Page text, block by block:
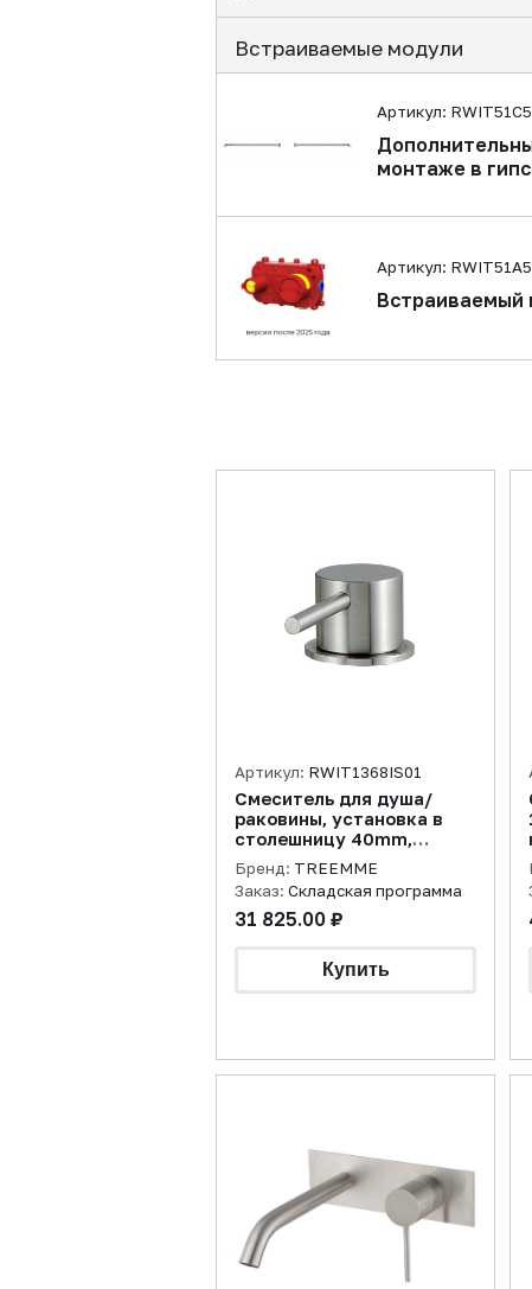
Встраиваемые модули
Артикул:
монтаже в
Артикул:
Встраиваемый
Артикул: RWIT1368IS01
Смеситель для душа/
раковины, установка в
столешницу 40mm,
нержавеющая сталь
брашированная
Бренд: TREEMME
Заказ: Складская программа
31 825.00 ₽